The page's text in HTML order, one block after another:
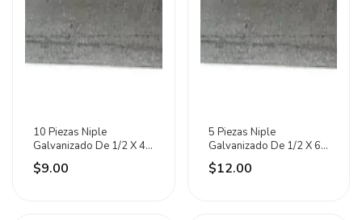
10 Piezas Niple
Galvanizado De 1/2 X 4
C150 Meer
$9.00
5 Piezas Niple
Galvanizado De 1/2 X 6
C150 Meer
$12.00